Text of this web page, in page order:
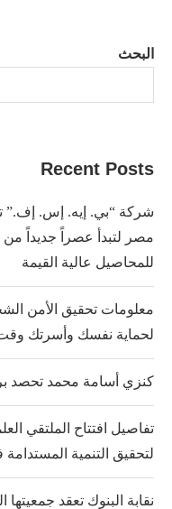
البحث
Recent Posts
مصر لتبدأ عصراً جديداً من
للمحاصيل عالية القيمة
معلومات تحقيق الأمن
لحماية نفسك وأسرتك
كنزي أسامة محمد تحصد
تفاصيل افتتاح الملتقي
لتحقيق التنمية
نقابة البنوك تعقد